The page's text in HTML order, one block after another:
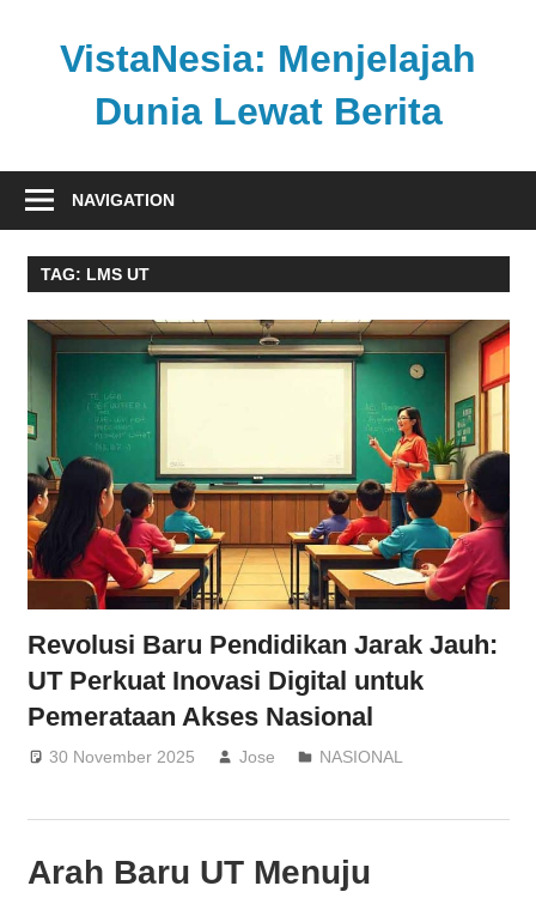
VistaNesia: Menjelajah
Dunia Lewat Berita
nasional
global
dalam
platform
informatif
NAVIGATION
TAG: LMS UT
Revolusi Baru Pendidikan Jarak Jauh:
UT Perkuat Inovasi Digital untuk
Pemerataan Akses Nasional
30 November 2025 Jose NASIONAL
Arah Baru UT Menuju